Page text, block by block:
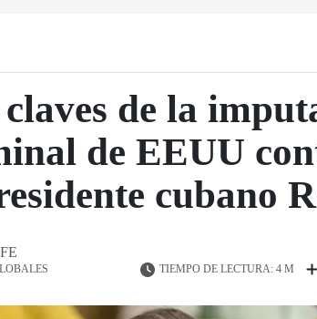
de la
de EEUU
cubano
TIEMPO DE LECTURA: 4 M